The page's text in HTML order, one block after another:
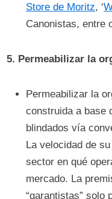
Store de Moritz, ‘
Canonistas, entre
5. Permeabilizar la
Permeabilizar la
construida a base
blindados vía
La velocidad de
sector en qué
mercado. La
“garantistas” solo